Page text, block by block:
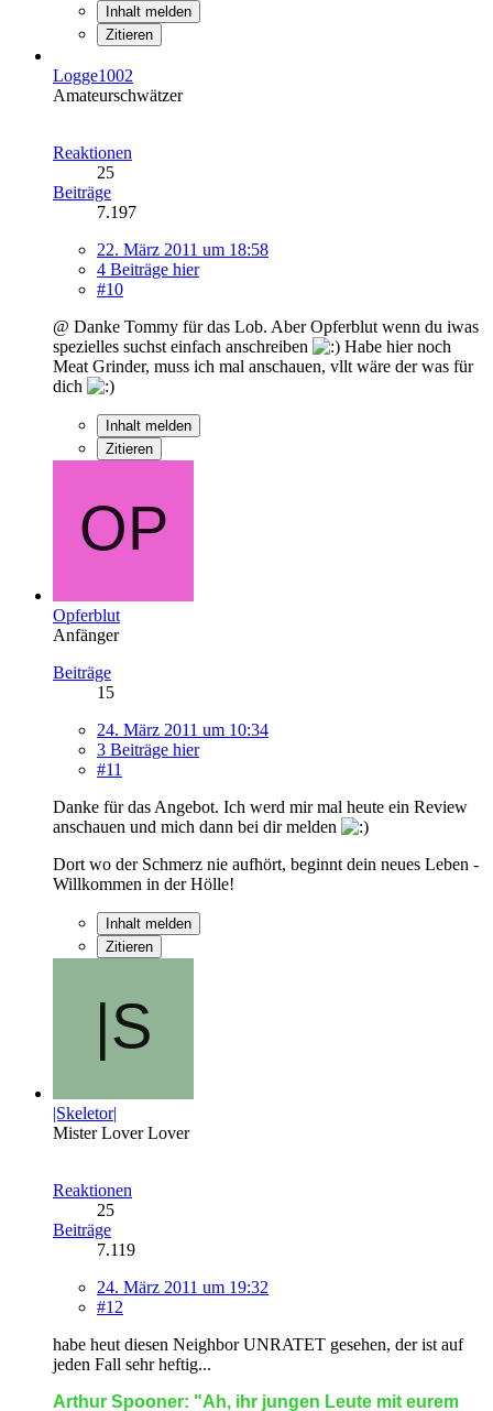
Inhalt melden
Zitieren
Logge1002
Amateurschwätzer
Reaktionen
25
Beiträge
7.197
22. März 2011 um 18:58
4 Beiträge hier
#10
@ Danke Tommy für das Lob. Aber Opferblut wenn du iwas
spezielles suchst einfach anschreiben
Habe hier noch
Meat Grinder, muss ich mal anschauen, vllt wäre der was für
dich
Inhalt melden
Zitieren
Opferblut
Anfänger
Beiträge
15
24. März 2011 um 10:34
3 Beiträge hier
#11
Danke für das Angebot. Ich werd mir mal heute ein Review
anschauen und mich dann bei dir melden
Dort wo der Schmerz nie aufhört, beginnt dein neues Leben -
Willkommen in der Hölle!
Inhalt melden
Zitieren
|Skeletor|
Mister Lover Lover
Reaktionen
25
Beiträge
7.119
24. März 2011 um 19:32
#12
habe heut diesen Neighbor UNRATET gesehen, der ist auf
jeden Fall sehr heftig...
Arthur Spooner: "Ah, ihr jungen Leute mit eurem